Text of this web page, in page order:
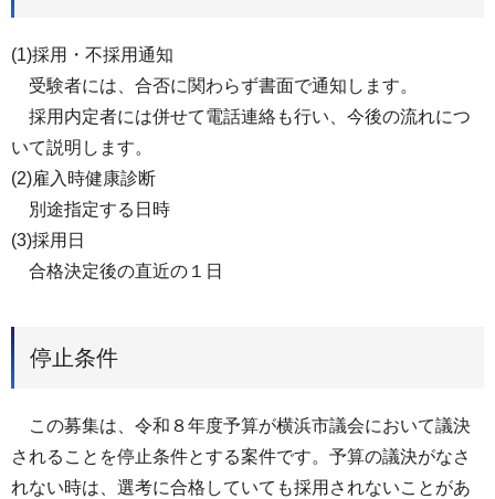
(1)採用・不採用通知
受験者には、合否に関わらず書面で通知します。
採用内定者には併せて電話連絡も行い、今後の流れにつ
いて説明します。
(2)雇入時健康診断
別途指定する日時
(3)採用日
合格決定後の直近の１日
停止条件
この募集は、令和８年度予算が横浜市議会において議決
されることを停止条件とする案件です。予算の議決がなさ
れない時は、選考に合格していても採用されないことがあ